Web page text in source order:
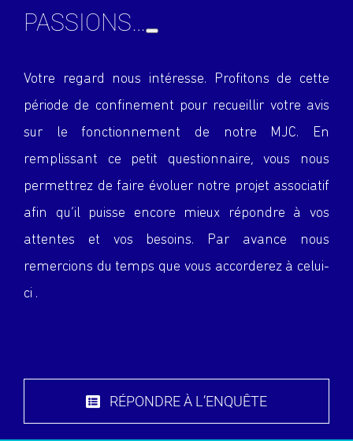
PASSIONS…
Votre regard nous intéresse. Profitons de cette
période de confinement pour recueillir votre avis
sur le fonctionnement de notre MJC. En
remplissant ce petit questionnaire, vous nous
permettrez de faire évoluer notre projet associatif
afin qu’il puisse encore mieux répondre à vos
attentes et vos besoins. Par avance nous
remercions du temps que vous accorderez à celui-
ci .
RÉPONDRE À L’ENQUÊTE